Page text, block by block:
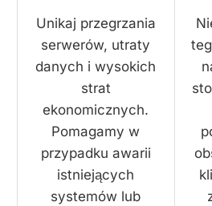
Unikaj przegrzania
serwerów, utraty
danych i wysokich
strat
ekonomicznych.
Pomagamy w
przypadku awarii
istniejących
systemów lub